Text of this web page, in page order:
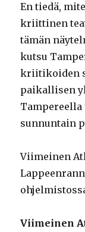
En tiedä,
kriittinen
tämän
kutsu
kriitikoiden
paikallisen
sunnuntain
Viimeinen
Viimeinen